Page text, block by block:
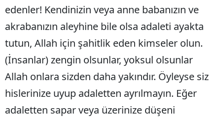
edenler! Kendinizin veya anne babanızın ve
akrabanızın aleyhine bile olsa adaleti ayakta
tutun, Allah için şahitlik eden kimseler olun.
(İnsanlar) zengin olsunlar, yoksul olsunlar
Allah onlara sizden daha yakındır. Öyleyse siz
hislerinize uyup adaletten ayrılmayın. Eğer
adaletten sapar veya üzerinize düşeni